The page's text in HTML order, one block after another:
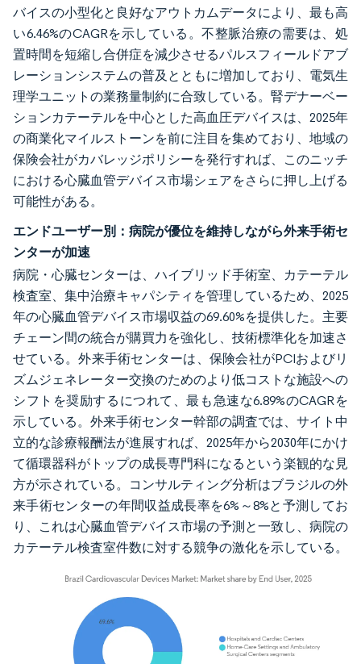
バイスの小型化と良好なアウトカムデータにより、最も高
い6.46%のCAGRを示している。不整脈治療の需要は、処
置時間を短縮し合併症を減少させるパルスフィールドアブ
レーションシステムの普及とともに増加しており、電気生
理学ユニットの業務量制約に合致している。腎デナーベー
ションカテーテルを中心とした高血圧デバイスは、2025年
の商業化マイルストーンを前に注目を集めており、地域の
保険会社がカバレッジポリシーを発行すれば、このニッチ
における心臓血管デバイス市場シェアをさらに押し上げる
可能性がある。
エンドユーザー別：病院が優位を維持しながら外来手術セ
ンターが加速
病院・心臓センターは、ハイブリッド手術室、カテーテル
検査室、集中治療キャパシティを管理しているため、2025
年の心臓血管デバイス市場収益の69.60%を提供した。主要
チェーン間の統合が購買力を強化し、技術標準化を加速さ
せている。外来手術センターは、保険会社がPCIおよびリ
ズムジェネレーター交換のためのより低コストな施設への
シフトを奨励するにつれて、最も急速な6.89%のCAGRを
示している。外来手術センター幹部の調査では、サイト中
立的な診療報酬法が進展すれば、2025年から2030年にかけ
て循環器科がトップの成長専門科になるという楽観的な見
方が示されている。コンサルティング分析はブラジルの外
来手術センターの年間収益成長率を6%～8%と予測してお
り、これは心臓血管デバイス市場の予測と一致し、病院の
カテーテル検査室件数に対する競争の激化を示している。